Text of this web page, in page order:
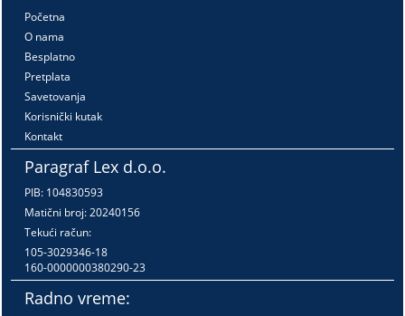
Početna
O nama
Besplatno
Pretplata
Savetovanja
Korisnički kutak
Kontakt
Paragraf Lex d.o.o.
PIB: 104830593
Matični broj: 20240156
Tekući račun:
105-3029346-18
160-0000000380290-23
Radno vreme: